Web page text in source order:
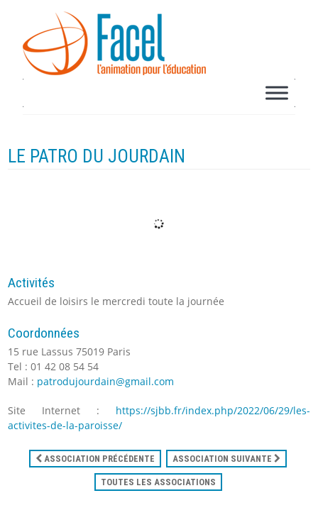
LE PATRO DU JOURDAIN
Activités
Accueil de loisirs le mercredi toute la journée
Coordonnées
15 rue Lassus 75019 Paris
Tel : 01 42 08 54 54
Mail : patrodujourdain@gmail.com
Site Internet : https://sjbb.fr/index.php/2022/06/29/les-
activites-de-la-paroisse/
ASSOCIATION PRÉCÉDENTE ASSOCIATION SUIVANTE
TOUTES LES ASSOCIATIONS